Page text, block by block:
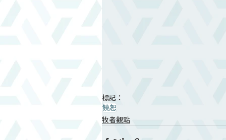
標記：
饒恕
牧者觀點